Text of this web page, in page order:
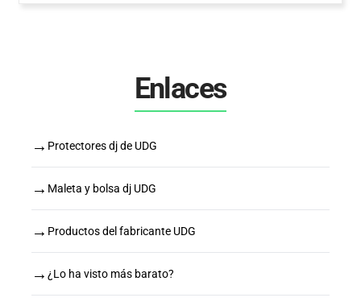
Enlaces
→ Protectores dj de UDG
→ Maleta y bolsa dj UDG
→ Productos del fabricante UDG
→ ¿Lo ha visto más barato?